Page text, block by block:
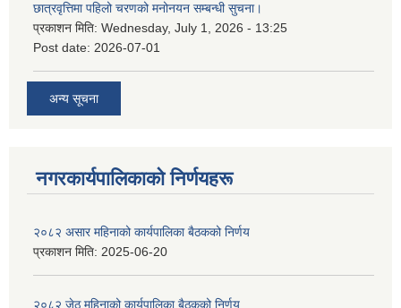
छात्रवृत्तिमा पहिलो चरणको मनोनयन सम्बन्धी सुचना।
प्रकाशन मिति: Wednesday, July 1, 2026 - 13:25
Post date: 2026-07-01
अन्य सूचना
नगरकार्यपालिकाकाे निर्णयहरू
२०८२ असार महिनाको कार्यपालिका बैठकको निर्णय
प्रकाशन मिति: 2025-06-20
२०८२ जेठ महिनाको कार्यपालिका बैठकको निर्णय